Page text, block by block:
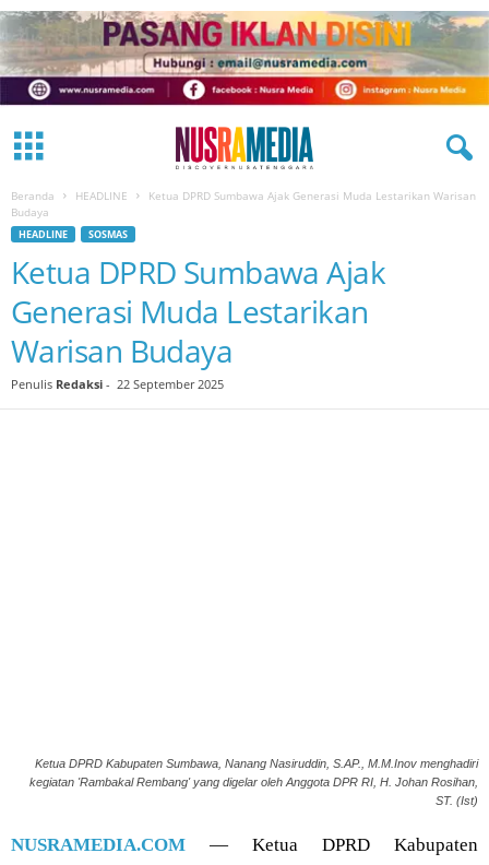
Beranda HEADLINE
Ketua DPRD Sumbawa Ajak Generasi Muda Lestarikan Warisan
Budaya
HEADLINE SOSMAS
Ketua DPRD Sumbawa Ajak
Generasi Muda Lestarikan
Warisan Budaya
Penulis Redaksi - 22 September 2025
Ketua DPRD Kabupaten Sumbawa, Nanang Nasiruddin, S.AP., M.M.Inov menghadiri
kegiatan 'Rambakal Rembang' yang digelar oleh Anggota DPR RI, H. Johan Rosihan,
ST. (Ist)
NUSRAMEDIA.COM — Ketua DPRD Kabupaten